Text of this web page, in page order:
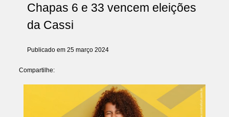
Chapas 6 e 33 vencem eleições
da Cassi
Publicado em 25 março 2024
Compartilhe: